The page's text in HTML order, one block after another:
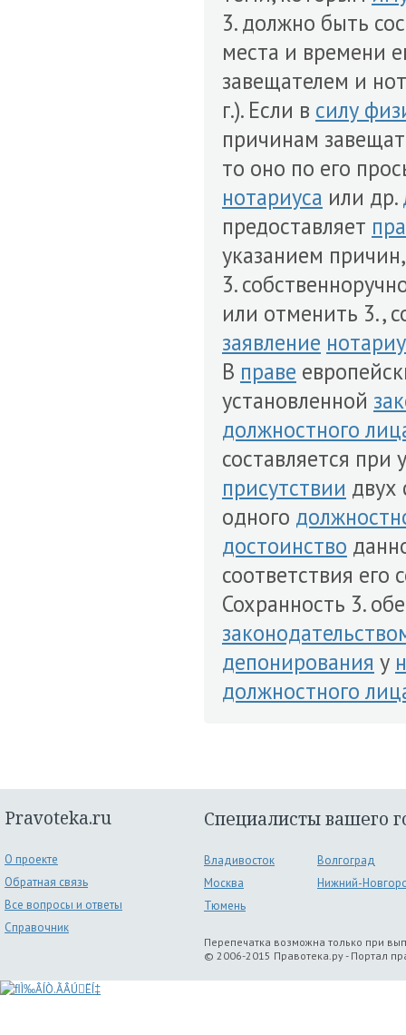
3. должно быть
места и времени
завещателем и
г.). Если в силу
причинам
то оно по его
нотариуса или др.
предоставляет
указанием
3.
или отменить 3.,
заявление
В праве
установленной
должностного
составляется при
присутствии двух
одного
достоинство
соответствия его
Сохранность 3.
депонирования у
должностного
Pravoteka.ru
О проекте
Обратная связь
Все вопросы и ответы
Справочник
Специалисты вашего
Владивосток
Волгоград
Москва
Нижний-
Тюмень
Перепечатка возможна только при
© 2006-2015 Правотека.ру - Портал